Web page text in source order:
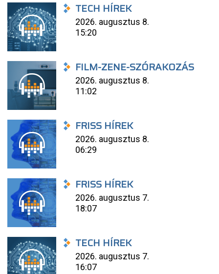
TECH HÍREK
2026. augusztus 8.
15:20
FILM-ZENE-SZÓRAKOZÁS
2026. augusztus 8.
11:02
FRISS HÍREK
2026. augusztus 8.
06:29
FRISS HÍREK
2026. augusztus 7.
18:07
TECH HÍREK
2026. augusztus 7.
16:07